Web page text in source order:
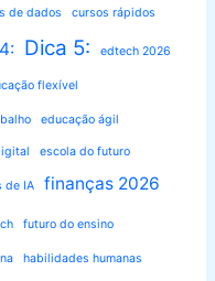
de dados cursos rápidos
Dica 5: edtech 2026
flexível
educação ágil
escola do futuro
de IA finanças 2026
futuro do ensino
habilidades humanas